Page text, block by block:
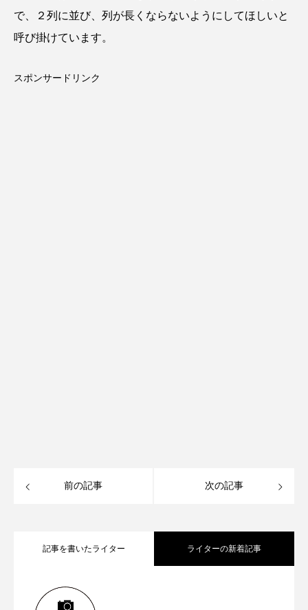
で、２列に並び、列が長くならないようにしてほしいと
呼び掛けています。
スポンサードリンク
前の記事 次の記事
記事を書いたライター ライターの新着記事
2026.05.13